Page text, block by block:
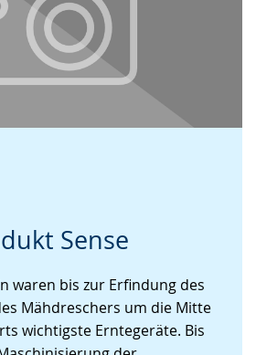
Sense
waren bis zur Erfindung des
Mähdreschers um die Mitte
wichtigste Erntegeräte. Bis